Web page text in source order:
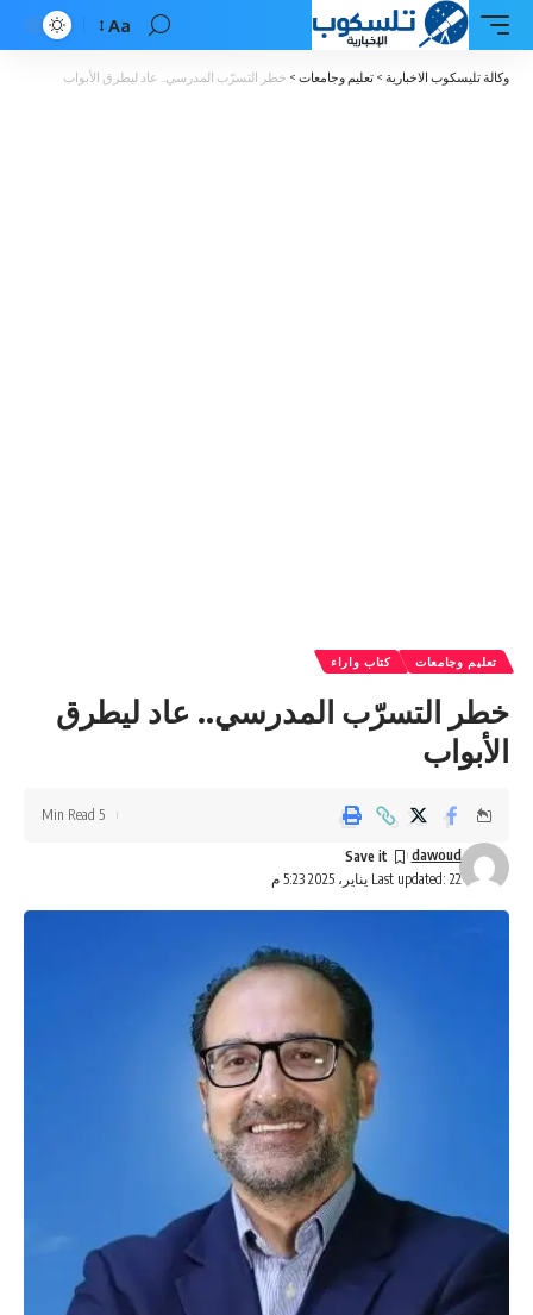
Font
Resizer
Aa
وكالة تليسكوب الاخبارية > تعليم وجامعات > خطر التسرّب المدرسي.. عاد ليطرق الأبواب
تعليم وجامعات كتاب واراء
خطر التسرّب المدرسي.. عاد ليطرق
الأبواب
Last updated: 22 يناير، 2025 5:23 م
dawoud
5 Min Read